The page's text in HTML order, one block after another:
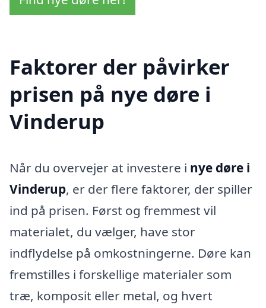
Faktorer der påvirker
prisen på nye døre i
Vinderup
Når du overvejer at investere i nye døre i
Vinderup, er der flere faktorer, der spiller
ind på prisen. Først og fremmest vil
materialet, du vælger, have stor
indflydelse på omkostningerne. Døre kan
fremstilles i forskellige materialer som
træ, komposit eller metal, og hvert